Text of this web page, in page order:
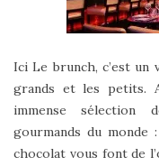
Ici Le brunch, c’est un
grands et les petits.
immense sélection
gourmands du monde
chocolat vous font de